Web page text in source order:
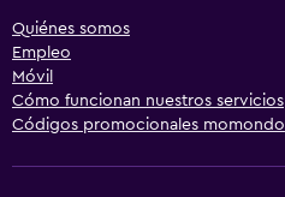
Quiénes somos
Empleo
Móvil
Cómo funcionan nuestros servicios
Códigos promocionales momondo